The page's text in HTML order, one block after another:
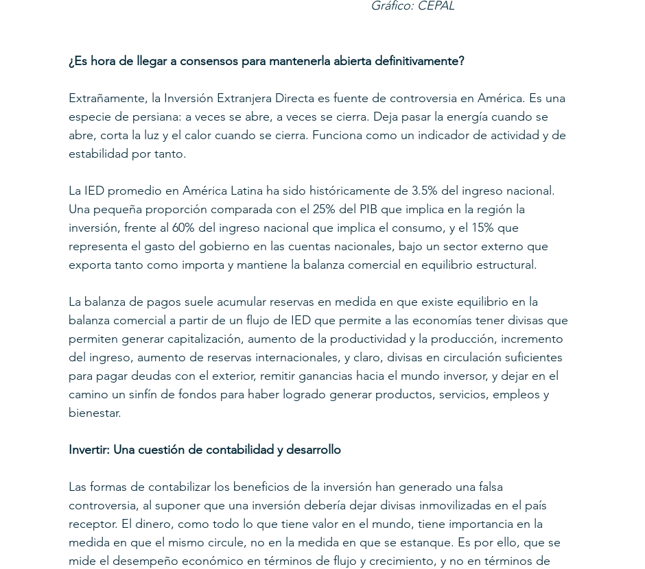
											Gráfico: CEPAL
¿Es hora de llegar a consensos para mantenerla abierta definitivamente?
Extrañamente, la Inversión Extranjera Directa es fuente de controversia en América. Es una
especie de persiana: a veces se abre, a veces se cierra. Deja pasar la energía cuando se
abre, corta la luz y el calor cuando se cierra. Funciona como un indicador de actividad y de
estabilidad por tanto.
La IED promedio en América Latina ha sido históricamente de 3.5% del ingreso nacional.
Una pequeña proporción comparada con el 25% del PIB que implica en la región la
inversión, frente al 60% del ingreso nacional que implica el consumo, y el 15% que
representa el gasto del gobierno en las cuentas nacionales, bajo un sector externo que
exporta tanto como importa y mantiene la balanza comercial en equilibrio estructural.
La balanza de pagos suele acumular reservas en medida en que existe equilibrio en la
balanza comercial a partir de un flujo de IED que permite a las economías tener divisas que
permiten generar capitalización, aumento de la productividad y la producción, incremento
del ingreso, aumento de reservas internacionales, y claro, divisas en circulación suficientes
para pagar deudas con el exterior, remitir ganancias hacia el mundo inversor, y dejar en el
camino un sinfín de fondos para haber logrado generar productos, servicios, empleos y
bienestar.
Invertir: Una cuestión de contabilidad y desarrollo
Las formas de contabilizar los beneficios de la inversión han generado una falsa
controversia, al suponer que una inversión debería dejar divisas inmovilizadas en el país
receptor. El dinero, como todo lo que tiene valor en el mundo, tiene importancia en la
medida en que el mismo circule, no en la medida en que se estanque. Es por ello, que se
mide el desempeño económico en términos de flujo y crecimiento, y no en términos de